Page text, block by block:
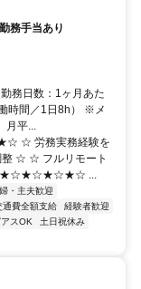
務手当あり
務日数：1ヶ月あた
時間／1日8h） ※メ
月平...
労務実務経験を
☆ ☆ フルリモート
...
・主夫歓迎
通費全額支給
経験者歓迎
アスOK
土日祝休み